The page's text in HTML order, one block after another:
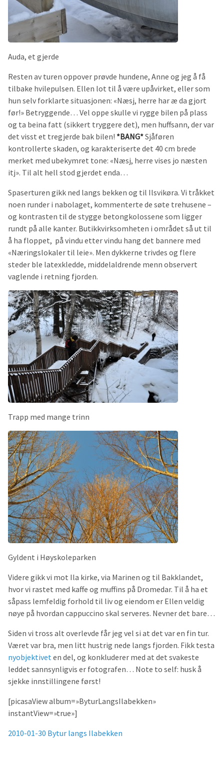
Auda, et gjerde
Resten av turen oppover prøvde hundene, Anne og jeg å få
tilbake hvilepulsen. Ellen lot til å være upåvirket, eller som
hun selv forklarte situasjonen: «Næsj, herre har æ da gjort
før!» Betryggende… Vel oppe skulle vi rygge bilen på plass
og ta beina fatt (sikkert tryggere det), men huffsann, der var
det visst et tregjerde bak bilen! *BANG*Sjåføren
kontrollerte skaden, og karakteriserte det 40 cm brede
merket med ubekymret tone: «Næsj, herre vises jo næsten
itj». Til alt hell stod gjerdet enda…
Spaserturen gikk ned langs bekken og til Ilsvikøra. Vi tråkket
noen runder i nabolaget, kommenterte de søte trehusene –
og kontrasten til de stygge betongkolossene som ligger
rundt på alle kanter. Butikkvirksomheten i området så ut til
å ha floppet, på vindu etter vindu hang det bannere med
«Næringslokaler til leie». Men dykkerne trivdes og flere
steder ble latexkledde, middelaldrende menn observert
vaglende i retning fjorden.
Trapp med mange trinn
Gyldent i Høyskoleparken
Videre gikk vi mot Ila kirke, via Marinen og til Bakklandet,
hvor vi rastet med kaffe og muffins på Dromedar. Til å ha et
såpass lemfeldig forhold til liv og eiendom er Ellen veldig
nøye på hvordan cappuccino skal serveres. Nevner det bare…
Siden vi tross alt overlevde får jeg vel si at det var en fin tur.
Været var bra, men litt hustrig nede langs fjorden. Fikk testa
nyobjektiveten del, og konkluderer med at det svakeste
leddet sannsynligvis er fotografen… Note to self: husk å
sjekke innstillingene først!
[picasaView album=»ByturLangsIlabekken»
instantView=»true»]
2010-01-30 Bytur langs Ilabekken